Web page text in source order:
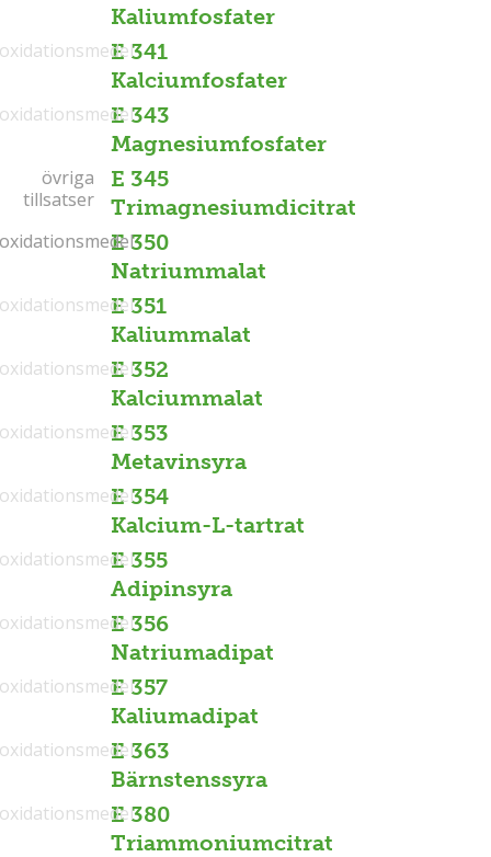
Kaliumfosfater
E 341
Kalciumfosfater
E 343
Magnesiumfosfater
E 345
Trimagnesiumdicitrat
övriga
tillsatser
övriga
tillsatser
E 350
Natriummalat
E 351
Kaliummalat
E 352
Kalciummalat
E 353
Metavinsyra
E 354
Kalcium-L-tartrat
E 355
Adipinsyra
E 356
Natriumadipat
E 357
Kaliumadipat
E 363
Bärnstenssyra
E 380
Triammoniumcitrat